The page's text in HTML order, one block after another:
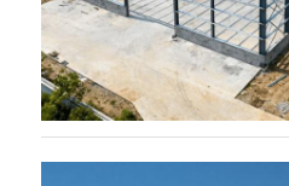
ইস্পাত কাঠামোগত উপাদান
ইস্পাত কাঠামো পোল্ট্রি ঘর
ইস্পাত কাঠামো ওয়াটার ট্যাঙ্ক টাওয়ার